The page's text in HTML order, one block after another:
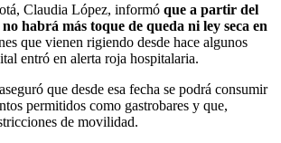
Claudia López, informó que a partir del
habrá más toque de queda ni ley seca en
que vienen rigiendo desde hace algunos
entró en alerta roja hospitalaria.
que desde esa fecha se podrá consumir
permitidos como gastrobares y que,
de movilidad.